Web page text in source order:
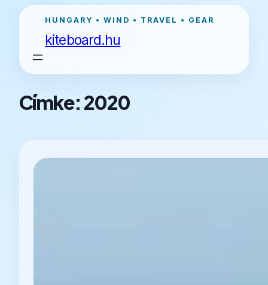
Ugrás
tartalomhoz
HUNGARY • WIND • TRAVEL • GEAR
kiteboard.hu
Címke: 2020